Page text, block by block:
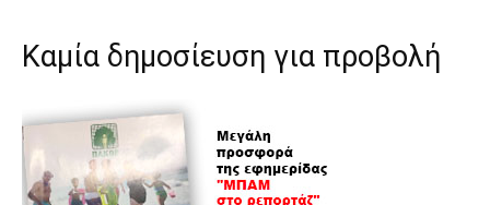
Καμία δημοσίευση για προβολή